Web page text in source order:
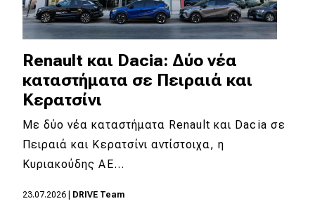
Classic
Νέα
Παρουσιάσεις
DRIVE Away
MOTO
Μεταχειρισμένο
Renault και Dacia: Δύο νέα
καταστήματα σε Πειραιά και
Κερατσίνι
Με δύο νέα καταστήματα Renault και Dacia σε
Πειραιά και Κερατσίνι αντίστοιχα, η
Κυριακούδης ΑΕ…
23.07.2026 DRIVE Team